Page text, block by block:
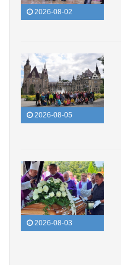
2026-08-02
2026-08-05
2026-08-03